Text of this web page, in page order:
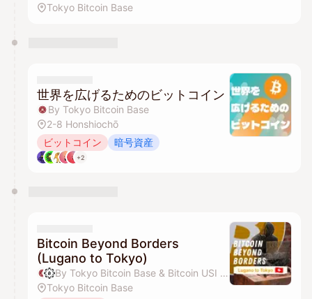
Tokyo Bitcoin Base
世界を広げるためのビットコイン
By Tokyo Bitcoin Base
2-8 Honshiochō
ビットコイン
暗号資産
+2
Bitcoin Beyond Borders
(Lugano to Tokyo)
By Tokyo Bitcoin Base & Bitcoin USI Club
Tokyo Bitcoin Base